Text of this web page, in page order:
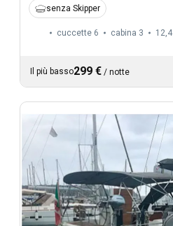
senza Skipper
cuccette 6 cabina 3
Il più basso299 € / notte